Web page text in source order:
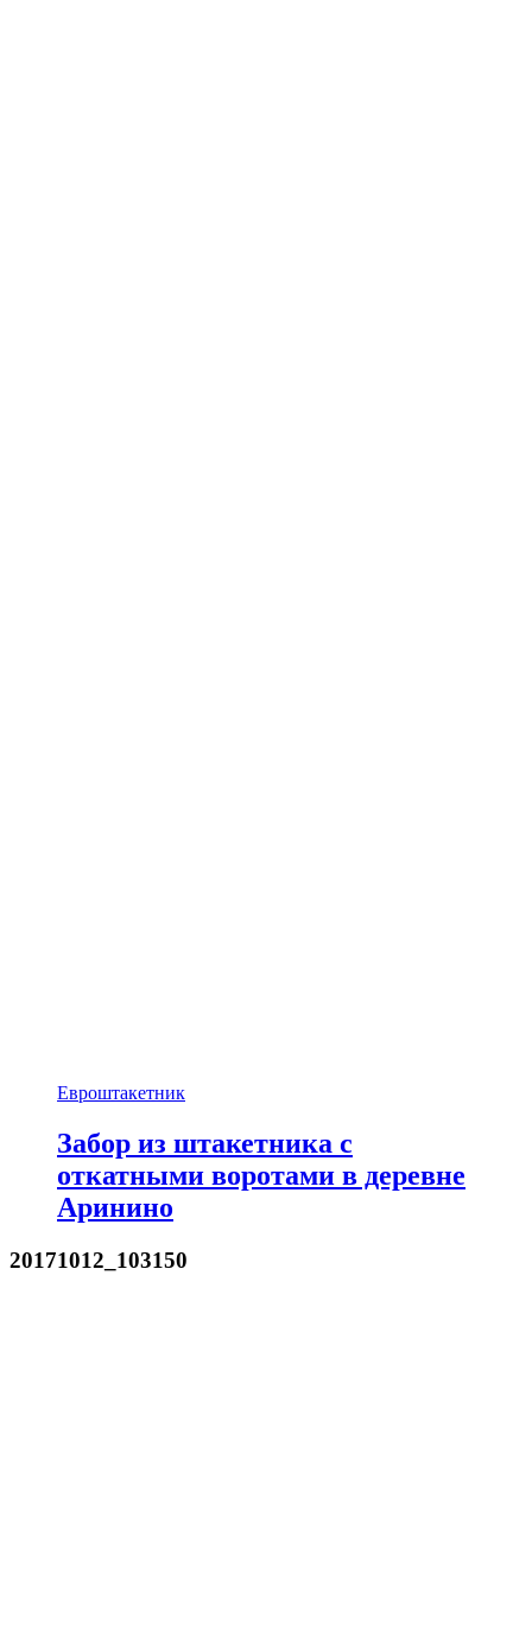
Евроштакетник
Забор из штакетника с
откатными воротами в деревне
Аринино
20171012_103150